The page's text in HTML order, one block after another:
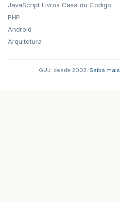
JavaScript
PHP
Android
Arquitetura
Livros Casa do Codigo
GUJ: desde 2002. Saiba mais